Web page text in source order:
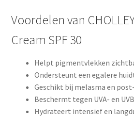
Voordelen van
Cream SPF 30
Helpt pigmentvlekken
Ondersteunt een egalere
Geschikt bij melasma en
Beschermt tegen UVA- en
Hydrateert intensief en